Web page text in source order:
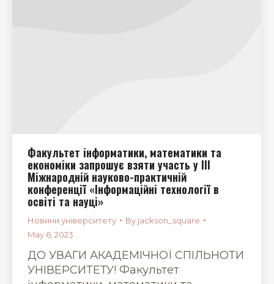
Факультет інформатики, математики та
економіки запрошує взяти участь у ІІІ
Міжнародній науково-практичній
конференції «Інформаційні технології в
освіті та науці»
Новини університету By jackson_square
May 6, 2023
ДО УВАГИ АКАДЕМІЧНОЇ СПІЛЬНОТИ
УНІВЕРСИТЕТУ! Факультет